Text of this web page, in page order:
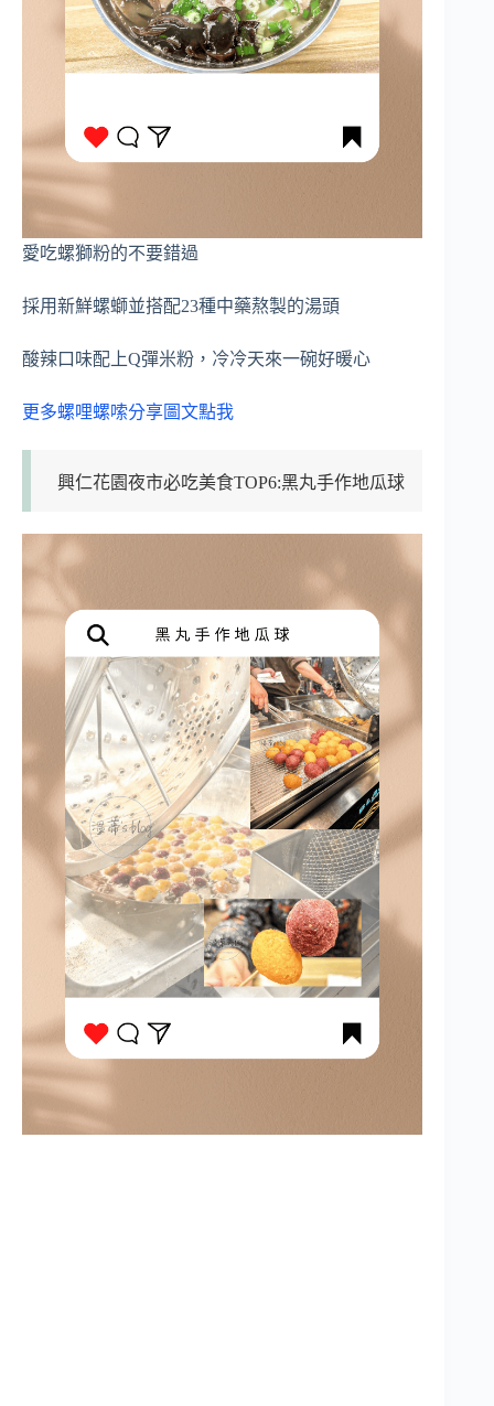
愛吃螺獅粉的不要錯過
採用新鮮螺螄並搭配23種中藥熬製的湯頭
酸辣口味配上Q彈米粉，冷冷天來一碗好暖心
更多螺哩螺嗦分享圖文點我
興仁花園夜市必吃美食TOP6:黑丸手作地瓜球